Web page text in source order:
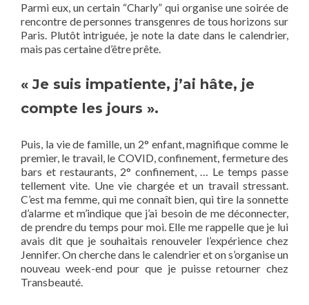
Parmi eux, un certain “Charly” qui organise une soirée de
rencontre de personnes transgenres de tous horizons sur
Paris. Plutôt intriguée, je note la date dans le calendrier,
mais pas certaine d’être prête.
« Je suis impatiente, j’ai hâte, je
compte les jours ».
Puis, la vie de famille, un 2° enfant, magnifique comme le
premier, le travail, le COVID, confinement, fermeture des
bars et restaurants, 2° confinement, … Le temps passe
tellement vite. Une vie chargée et un travail stressant.
C’est ma femme, qui me connaît bien, qui tire la sonnette
d’alarme et m’indique que j’ai besoin de me déconnecter,
de prendre du temps pour moi. Elle me rappelle que je lui
avais dit que je souhaitais renouveler l’expérience chez
Jennifer. On cherche dans le calendrier et on s’organise un
nouveau week-end pour que je puisse retourner chez
Transbeauté.